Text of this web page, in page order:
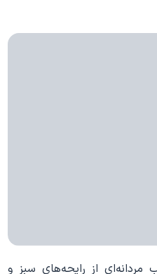
مردانه‌ای از رایحه‌های سبز و